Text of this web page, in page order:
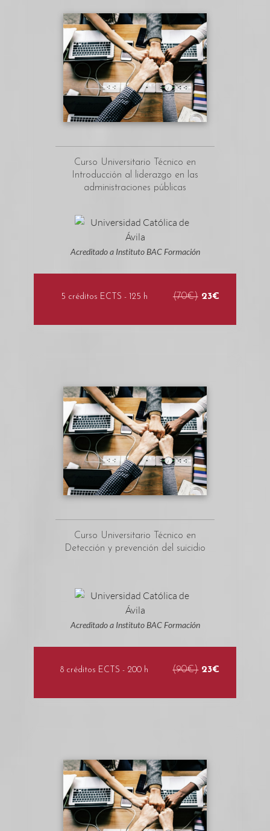
Curso Universitario Técnico en
Introducción al liderazgo en las
administraciones públicas
Acreditado a Instituto BAC Formación
5 créditos ECTS - 125 h (70€) 23€
Curso Universitario Técnico en
Detección y prevención del suicidio
Acreditado a Instituto BAC Formación
8 créditos ECTS - 200 h (90€) 23€